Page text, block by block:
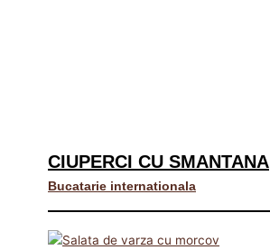
CIUPERCI CU SMANTANA
Bucatarie internationala